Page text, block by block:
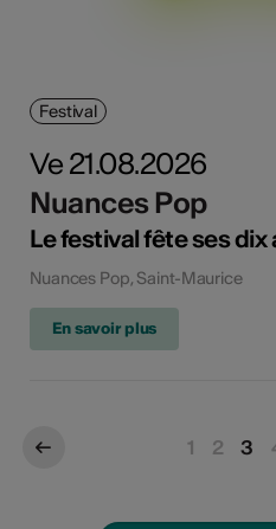
Festival
Ve 21.08.2026
Nuances Pop
Le festival fête ses dix
Nuances Pop, Saint-Maurice
En savoir plus
1 2 3